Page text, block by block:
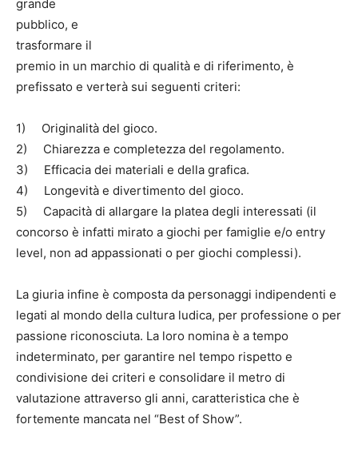
grande
pubblico, e
trasformare il
premio in un marchio di qualità e di riferimento, è
prefissato e verterà sui seguenti criteri:
1) Originalità del gioco.
2) Chiarezza e completezza del regolamento.
3) Efficacia dei materiali e della grafica.
4) Longevità e divertimento del gioco.
5) Capacità di allargare la platea degli interessati (il
concorso è infatti mirato a giochi per famiglie e/o entry
level, non ad appassionati o per giochi complessi).
La giuria infine è composta da personaggi indipendenti e
legati al mondo della cultura ludica, per professione o per
passione riconosciuta. La loro nomina è a tempo
indeterminato, per garantire nel tempo rispetto e
condivisione dei criteri e consolidare il metro di
valutazione attraverso gli anni, caratteristica che è
fortemente mancata nel “Best of Show”.